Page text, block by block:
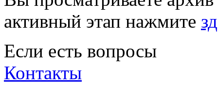
активный этап нажмите
Если есть вопросы
Контакты